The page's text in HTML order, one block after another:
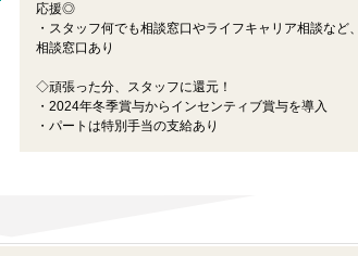
応援◎
・スタッフ何でも相談窓口やライフキャリア相談など
相談窓口あり
◇頑張った分、スタッフに還元！
・2024年冬季賞与からインセンティブ賞与を導入
・パートは特別手当の支給あり